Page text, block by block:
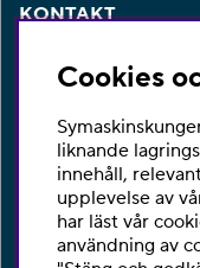
KONTAKT
beställning så är du
Telefon:010-2518270
E-post:
Ångra köp
Cookies
liknande
innehåll,
upplevelse av
har läst vår
användning av